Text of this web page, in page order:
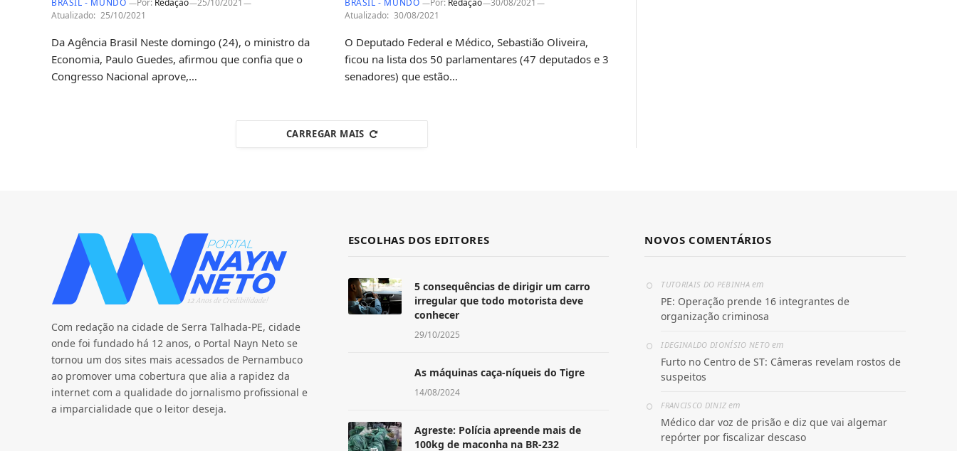
Atualizado: 25/10/2021
Da Agência Brasil Neste domingo (24), o ministro da
Economia, Paulo Guedes, afirmou que confia que o
Congresso Nacional aprove,…
Atualizado: 30/08/2021
O Deputado Federal e Médico, Sebastião Oliveira,
ficou na lista dos 50 parlamentares (47 deputados e 3
senadores) que estão…
CARREGAR MAIS
Com redação na cidade de Serra Talhada-PE, cidade
onde foi fundado há 12 anos, o Portal Nayn Neto se
tornou um dos sites mais acessados de Pernambuco
ao promover uma cobertura que alia a rapidez da
internet com a qualidade do jornalismo profissional e
a imparcialidade que o leitor deseja.
ESCOLHAS DOS EDITORES
5 consequências de dirigir um carro
irregular que todo motorista deve
conhecer
29/10/2025
As máquinas caça-níqueis do Tigre
14/08/2024
Agreste: Polícia apreende mais de
100kg de maconha na BR-232
NOVOS COMENTÁRIOS
TUTORIAIS DO PEBINHAem
PE: Operação prende 16 integrantes de
organização criminosa
IDEGINALDO DIONÍSIO NETO em
Furto no Centro de ST: Câmeras revelam rostos de
suspeitos
FRANCISCO DINIZ em
Médico dar voz de prisão e diz que vai algemar
repórter por fiscalizar descaso